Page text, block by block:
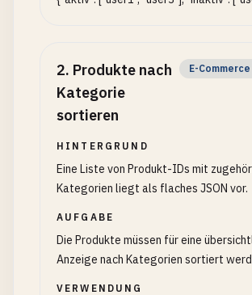
2. Produkte nach
Kategorie
sortieren
E-
HINTERGRUND
Eine Liste von Produkt-IDs mit
Kategorien liegt als flaches JSON vor.
AUFGABE
Die Produkte müssen für eine
Anzeige nach Kategorien sortiert
VERWENDUNG